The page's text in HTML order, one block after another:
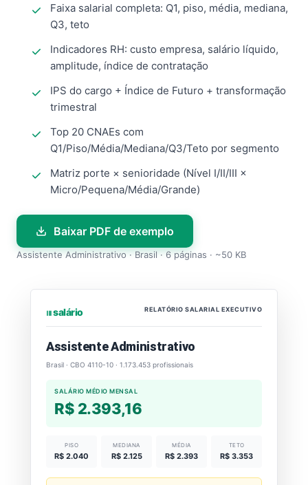
Faixa salarial completa: Q1, piso, média, mediana,
Q3, teto
Indicadores RH: custo empresa, salário líquido,
amplitude, índice de contratação
IPS do cargo + Índice de Futuro + transformação
trimestral
Top 20 CNAEs com
Q1/Piso/Média/Mediana/Q3/Teto por segmento
Matriz porte × senioridade (Nível I/II/III ×
Micro/Pequena/Média/Grande)
Baixar PDF de exemplo
Assistente Administrativo · Brasil · 6 páginas · ~50 KB
⏐⏐⏐ salário RELATÓRIO SALARIAL EXECUTIVO
Assistente Administrativo
Brasil · CBO 4110-10 · 1.173.453 profissionais
SALÁRIO MÉDIO MENSAL
R$ 2.393,16
PISO
R$ 2.040
MEDIANA
R$ 2.125
MÉDIA
R$ 2.393
TETO
R$ 3.353